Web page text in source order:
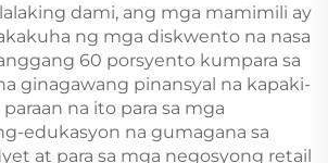
dami, ang mga mamimili ay
ng mga diskwento na nasa
60 porsyento kumpara sa
ginagawang pinansyal na kapaki-
na ito para sa mga
edukasyon na gumagana sa
at para sa mga negosyong retail